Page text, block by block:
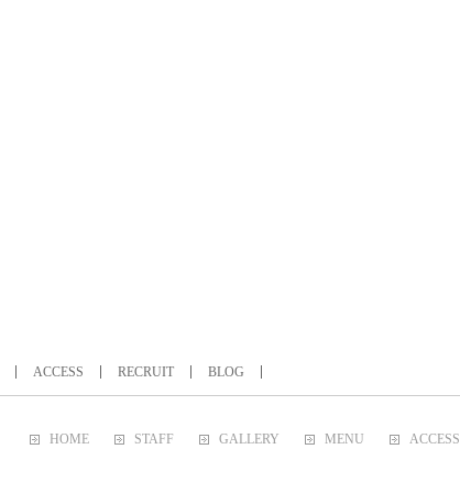
ACCESS RECRUIT BLOG
HOME STAFF GALLERY MENU ACCESS